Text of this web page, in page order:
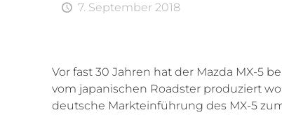
7. September 2018
Vor fast 30 Jahren hat der Mazda MX-5
vom japanischen Roadster produziert
deutsche Markteinführung des MX-5